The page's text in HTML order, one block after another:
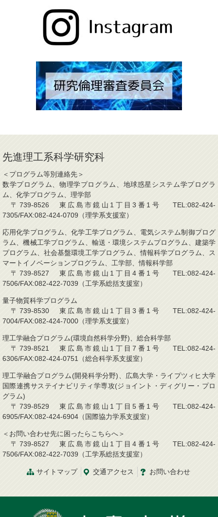
先進理工系科学研究科
＜プログラム等別連絡先＞
数学プログラム、物理学プログラム、地球惑星システム学プログラ
ム、化学プログラム、理学部
〒739-8526 東広島市鏡山1丁目3番1号 TEL:082-424-
7305/FAX:082-424-0709（理学系支援室）
応用化学プログラム、化学工学プログラム、電気システム制御プログ
ラム、機械工学プログラム、輸送・環境システムプログラム、建築学
プログラム、社会基盤環境工学プログラム、情報科学プログラム、ス
マートイノベーションプログラム、工学部、情報科学部
〒739-8527 東広島市鏡山1丁目4番1号 TEL:082-424-
7506/FAX:082-422-7039（工学系総括支援室）
量子物質科学プログラム
〒739-8530 東広島市鏡山1丁目3番1号 TEL:082-424-
7004/FAX:082-424-7000（理学系支援室）
理工学融合プログラム(環境自然科学分野)、総合科学部
〒739-8521 東広島市鏡山1丁目7番1号 TEL:082-424-
6306/FAX:082-424-0751（総合科学系支援室）
理工学融合プログラム(開発科学分野)、広島大学・ライプツィヒ大学
国際連携サステイナビリティ学専攻(ジョイント・ディグリー・プロ
グラム)
〒739-8529 東広島市鏡山1丁目5番1号 TEL:082-424-
6905/FAX:082-424-6904（国際協力学系支援室）
＜お問い合わせ先に困ったらこちらへ＞
〒739-8527 東広島市鏡山1丁目4番1号 TEL:082-424-
7506/FAX:082-422-7039（工学系総括支援室）
サイトマップ 交通アクセス お問い合わせ